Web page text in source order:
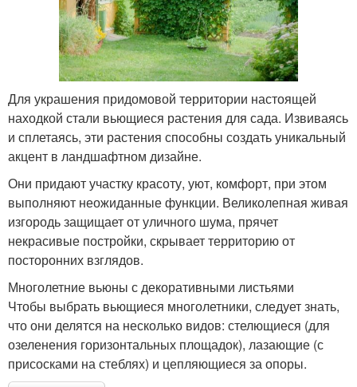
Для украшения придомовой территории настоящей
находкой стали вьющиеся растения для сада. Извиваясь
и сплетаясь, эти растения способны создать уникальный
акцент в ландшафтном дизайне.
Они придают участку красоту, уют, комфорт, при этом
выполняют неожиданные функции. Великолепная живая
изгородь защищает от уличного шума, прячет
некрасивые постройки, скрывает территорию от
посторонних взглядов.
Многолетние вьюны с декоративными листьями
Чтобы выбрать вьющиеся многолетники, следует знать,
что они делятся на несколько видов: стелющиеся (для
озеленения горизонтальных площадок), лазающие (с
присосками на стеблях) и цепляющиеся за опоры.